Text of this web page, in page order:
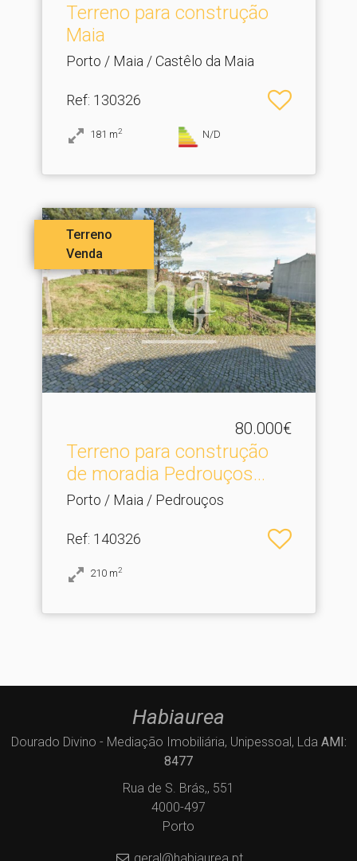
Terreno para construção
Maia
Porto / Maia / Castêlo da Maia
Ref: 130326
181 m2 N/D
Terreno
Venda
80.000€
Terreno para construção
de moradia Pedrouços.​..
Porto / Maia / Pedrouços
Ref: 140326
210 m2
Habiaurea
Dourado Divino - Mediação Imobiliária, Unipessoal, Lda AMI:
8477
Rua de S. Brás,, 551
4000-497
Porto
geral@habiaurea.pt